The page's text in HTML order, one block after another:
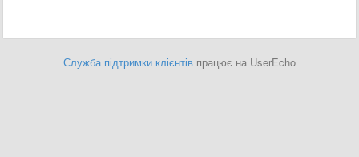
Служба підтримки клієнтів працює на UserEcho